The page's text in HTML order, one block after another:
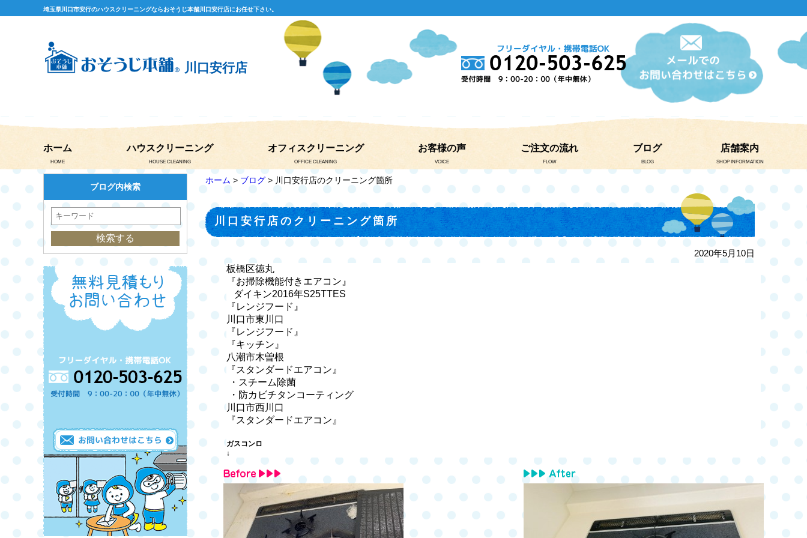
埼玉県川口市安行のハウスクリーニングならおそうじ本舗川口安行店にお任せ下さい。
川口安行店
ホーム
HOME
ハウスクリーニング
HOUSE CLEANING
オフィスクリーニング
OFFICE CLEANING
お客様の声
VOICE
ご注文の流れ
FLOW
ブログ
BLOG
店舗案内
SHOP INFORMATION
ホーム > ブログ > 川口安行店のクリーニング箇所
川口安行店のクリーニング箇所
2020年5月10日
板橋区徳丸
『お掃除機能付きエアコン』
ダイキン2016年S25TTES
『レンジフード』
川口市東川口
『レンジフード』
『キッチン』
八潮市木曽根
『スタンダードエアコン』
・スチーム除菌
・防カビチタンコーティング
川口市西川口
『スタンダードエアコン』
ガスコンロ
↓
ブログ内検索